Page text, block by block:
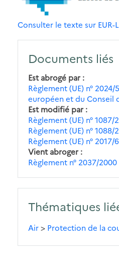
Consulter le texte sur EUR-
Documents liés
Est abrogé par
Règlement (UE) n°
européen et du Conseil
Est modifié par
Règlement (UE) n° 1087/
Règlement (UE) n° 1088/
Règlement (UE) n°
Vient abroger
Règlement n° 2037/
Thématiques
Air> Protection de la